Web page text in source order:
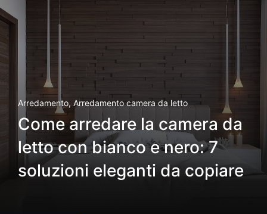
Arredamento, Arredamento camera da letto
Come arredare la camera da
letto con bianco e nero: 7
soluzioni eleganti da copiare